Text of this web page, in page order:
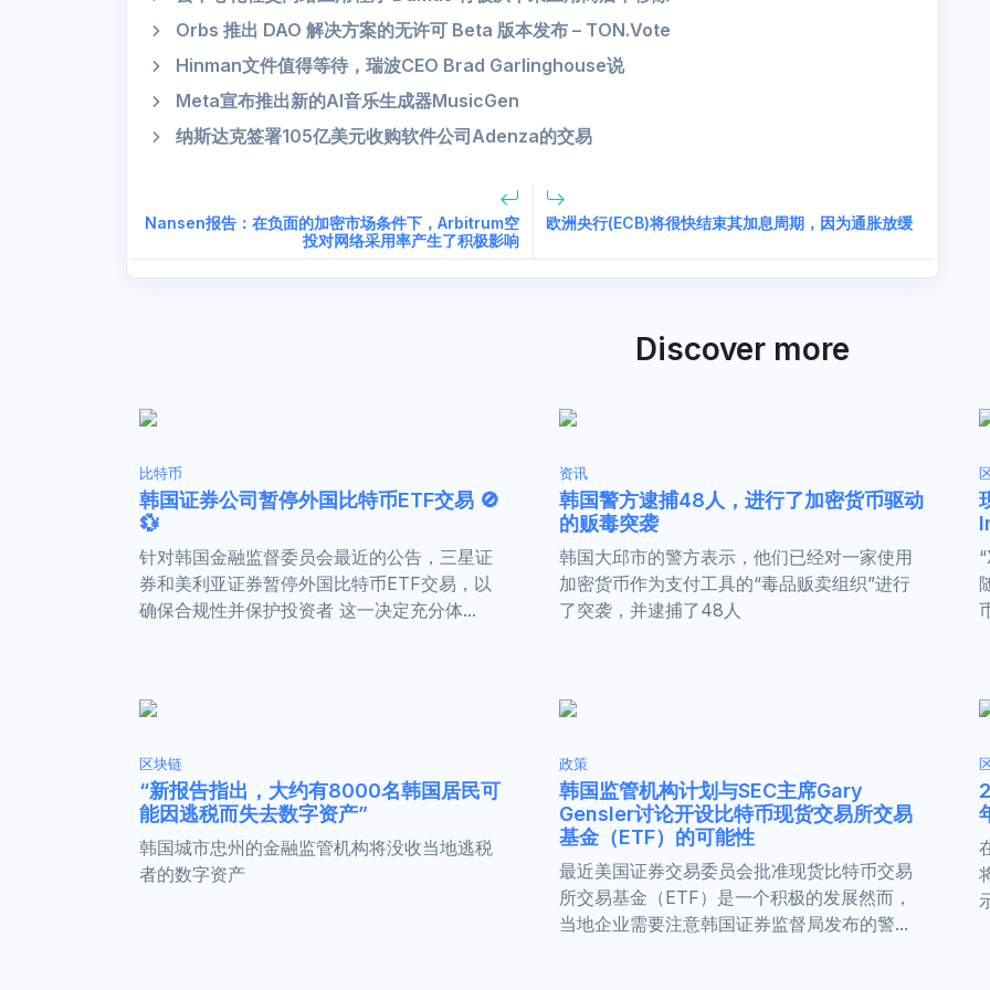
Orbs 推出 DAO 解决方案的无许可 Beta 版本发布 – TON.Vote
Hinman文件值得等待，瑞波CEO Brad Garlinghouse说
Meta宣布推出新的AI音乐生成器MusicGen
纳斯达克签署105亿美元收购软件公司Adenza的交易
Nansen报告：在负面的加密市场条件下，Arbitrum空
投对网络采用率产生了积极影响
欧洲央行(ECB)将很快结束其加息周期，因为通胀放缓
Discover more
比特币
韩国证券公司暂停外国比特币ETF交易 🚫
💱
针对韩国金融监督委员会最近的公告，三星证
券和美利亚证券暂停外国比特币ETF交易，以
确保合规性并保护投资者 这一决定充分体...
资讯
韩国警方逮捕48人，进行了加密货币驱动
的贩毒突袭
韩国大邱市的警方表示，他们已经对一家使用
加密货币作为支付工具的“毒品贩卖组织”进行
了突袭，并逮捕了48人
区块链
“新报告指出，大约有8000名韩国居民可
能因逃税而失去数字资产”
韩国城市忠州的金融监管机构将没收当地逃税
者的数字资产
政策
韩国监管机构计划与SEC主席Gary
Gensler讨论开设比特币现货交易所交易
基金（ETF）的可能性
最近美国证券交易委员会批准现货比特币交易
所交易基金（ETF）是一个积极的发展然而，
当地企业需要注意韩国证券监督局发布的警...